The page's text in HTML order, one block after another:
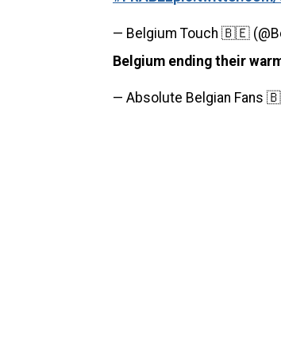
— Belgium Touch 🇧🇪
Belgium ending their
— Absolute Belgian Fans